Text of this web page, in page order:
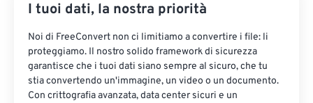
I tuoi dati, la nostra priorità
Noi di FreeConvert non ci limitiamo a convertire i file: li
proteggiamo. Il nostro solido framework di sicurezza
garantisce che i tuoi dati siano sempre al sicuro, che tu
stia convertendo un'immagine, un video o un documento.
Con crittografia avanzata, data center sicuri e un